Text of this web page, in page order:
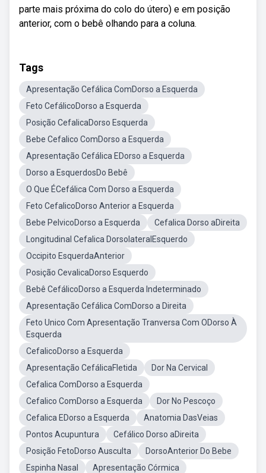
parte mais próxima do colo do útero) e em posição
anterior, com o bebê olhando para a coluna.
Tags
Apresentação Cefálica ComDorso a Esquerda
Feto CefálicoDorso a Esquerda
Posição CefalicaDorso Esquerda
Bebe Cefalico ComDorso a Esquerda
Apresentação Cefálica EDorso a Esquerda
Dorso a EsquerdosDo Bebê
O Que ÉCefálica Com Dorso a Esquerda
Feto CefalicoDorso Anterior a Esquerda
Bebe PelvicoDorso a Esquerda
Cefalica Dorso aDireita
Longitudinal Cefalica DorsolateralEsquerdo
Occipito EsquerdaAnterior
Posição CevalicaDorso Esquerdo
Bebê CefálicoDorso a Esquerda Indeterminado
Apresentação Cefálica ComDorso a Direita
Feto Unico Com Apresentação Tranversa Com ODorso À
Esquerda
CefalicoDorso a Esquerda
Apresentação CefálicaFletida
Dor Na Cervical
Cefalica ComDorso a Esquerda
Cefalico ComDorso a Esquerda
Dor No Pescoço
Cefalica EDorso a Esquerda
Anatomia DasVeias
Pontos Acupuntura
Cefálico Dorso aDireita
Posição FetoDorso Ausculta
DorsoAnterior Do Bebe
Espinha Nasal
Apresentação Córmica